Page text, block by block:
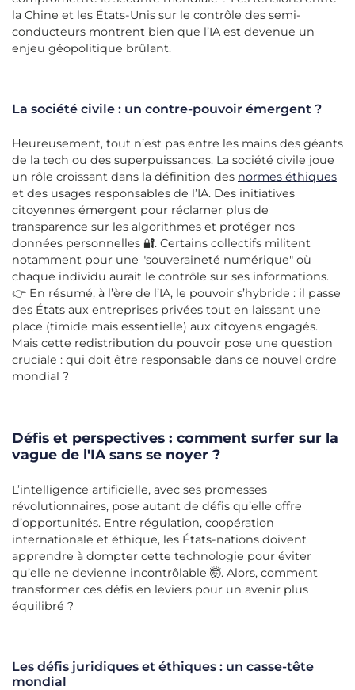
la Chine et les États-Unis sur le contrôle des semi-
conducteurs montrent bien que l’IA est devenue un
enjeu géopolitique brûlant.
La société civile : un contre-pouvoir émergent ?
Heureusement, tout n’est pas entre les mains des géants
de la tech ou des superpuissances. La société civile joue
un rôle croissant dans la définition des normes éthiques
et des usages responsables de l’IA. Des initiatives
citoyennes émergent pour réclamer plus de
transparence sur les algorithmes et protéger nos
données personnelles 🔐. Certains collectifs militent
notamment pour une "souveraineté numérique" où
chaque individu aurait le contrôle sur ses informations.
👉 En résumé, à l’ère de l’IA, le pouvoir s’hybride : il passe
des États aux entreprises privées tout en laissant une
place (timide mais essentielle) aux citoyens engagés.
Mais cette redistribution du pouvoir pose une question
cruciale : qui doit être responsable dans ce nouvel ordre
mondial ?
Défis et perspectives : comment surfer sur la
vague de l'IA sans se noyer ?
L’intelligence artificielle, avec ses promesses
révolutionnaires, pose autant de défis qu’elle offre
d’opportunités. Entre régulation, coopération
internationale et éthique, les États-nations doivent
apprendre à dompter cette technologie pour éviter
qu’elle ne devienne incontrôlable 🤯. Alors, comment
transformer ces défis en leviers pour un avenir plus
équilibré ?
Les défis juridiques et éthiques : un casse-tête
mondial